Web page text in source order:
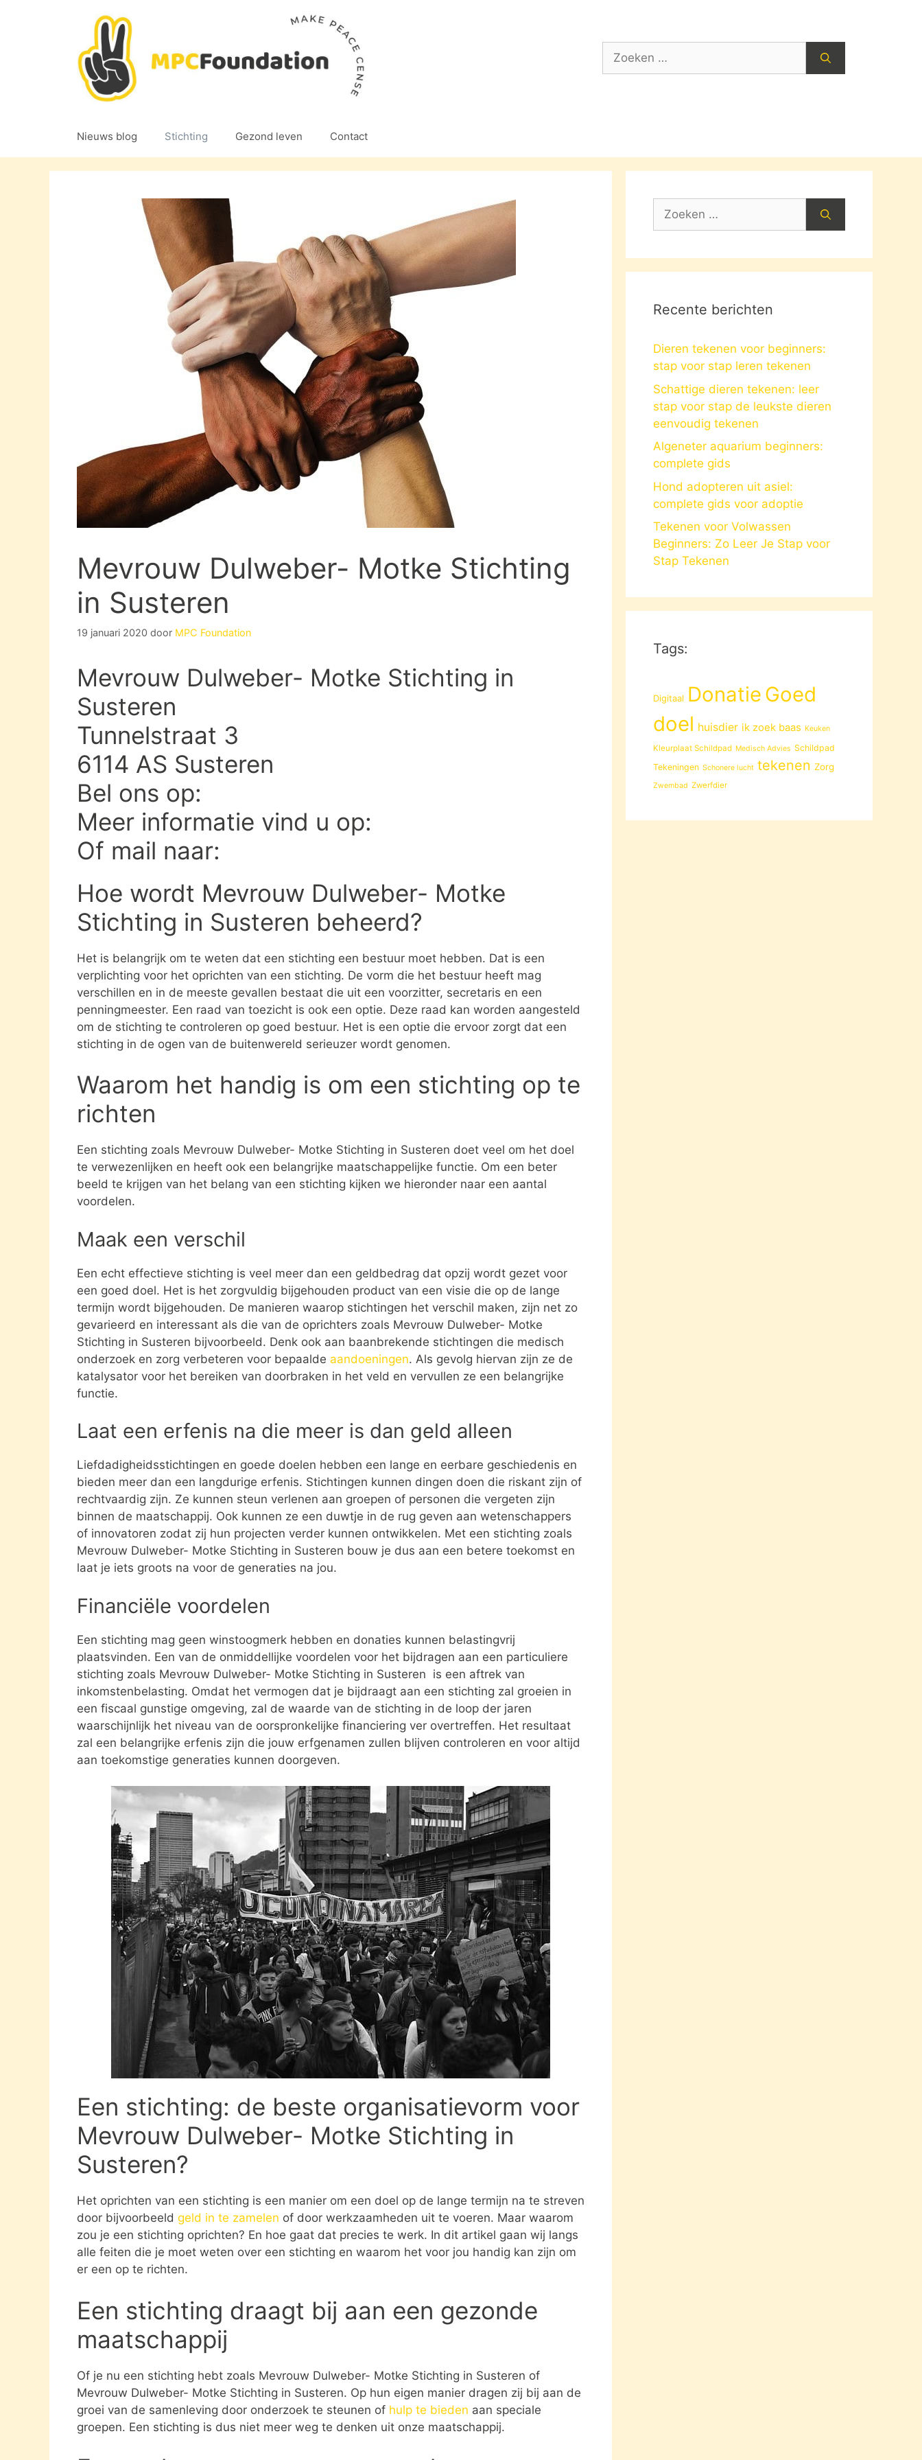
Zoek
Nieuws blog Stichting Gezond leven Contact
Mevrouw Dulweber- Motke Stichting
in Susteren
19 januari 2020 door MPC Foundation
Mevrouw Dulweber- Motke Stichting in
Susteren
Tunnelstraat 3
6114 AS Susteren
Bel ons op:
Meer informatie vind u op:
Of mail naar:
Hoe wordt Mevrouw Dulweber- Motke
Stichting in Susteren beheerd?
Het is belangrijk om te weten dat een stichting een bestuur moet hebben. Dat is een
verplichting voor het oprichten van een stichting. De vorm die het bestuur heeft mag
verschillen en in de meeste gevallen bestaat die uit een voorzitter, secretaris en een
penningmeester. Een raad van toezicht is ook een optie. Deze raad kan worden aangesteld
om de stichting te controleren op goed bestuur. Het is een optie die ervoor zorgt dat een
stichting in de ogen van de buitenwereld serieuzer wordt genomen.
Waarom het handig is om een stichting op te
richten
Een stichting zoals Mevrouw Dulweber- Motke Stichting in Susteren doet veel om het doel
te verwezenlijken en heeft ook een belangrijke maatschappelijke functie. Om een beter
beeld te krijgen van het belang van een stichting kijken we hieronder naar een aantal
voordelen.
Maak een verschil
Een echt effectieve stichting is veel meer dan een geldbedrag dat opzij wordt gezet voor
een goed doel. Het is het zorgvuldig bijgehouden product van een visie die op de lange
termijn wordt bijgehouden. De manieren waarop stichtingen het verschil maken, zijn net zo
gevarieerd en interessant als die van de oprichters zoals Mevrouw Dulweber- Motke
Stichting in Susteren bijvoorbeeld. Denk ook aan baanbrekende stichtingen die medisch
onderzoek en zorg verbeteren voor bepaalde aandoeningen. Als gevolg hiervan zijn ze de
katalysator voor het bereiken van doorbraken in het veld en vervullen ze een belangrijke
functie.
Laat een erfenis na die meer is dan geld alleen
Liefdadigheidsstichtingen en goede doelen hebben een lange en eerbare geschiedenis en
bieden meer dan een langdurige erfenis. Stichtingen kunnen dingen doen die riskant zijn of
rechtvaardig zijn. Ze kunnen steun verlenen aan groepen of personen die vergeten zijn
binnen de maatschappij. Ook kunnen ze een duwtje in de rug geven aan wetenschappers
of innovatoren zodat zij hun projecten verder kunnen ontwikkelen. Met een stichting zoals
Mevrouw Dulweber- Motke Stichting in Susteren bouw je dus aan een betere toekomst en
laat je iets groots na voor de generaties na jou.
Financiële voordelen
Een stichting mag geen winstoogmerk hebben en donaties kunnen belastingvrij
plaatsvinden. Een van de onmiddellijke voordelen voor het bijdragen aan een particuliere
stichting zoals Mevrouw Dulweber- Motke Stichting in Susteren is een aftrek van
inkomstenbelasting. Omdat het vermogen dat je bijdraagt aan een stichting zal groeien in
een fiscaal gunstige omgeving, zal de waarde van de stichting in de loop der jaren
waarschijnlijk het niveau van de oorspronkelijke financiering ver overtreffen. Het resultaat
zal een belangrijke erfenis zijn die jouw erfgenamen zullen blijven controleren en voor altijd
aan toekomstige generaties kunnen doorgeven.
Een stichting: de beste organisatievorm voor
Mevrouw Dulweber- Motke Stichting in
Susteren?
Het oprichten van een stichting is een manier om een doel op de lange termijn na te streven
door bijvoorbeeld geld in te zamelen of door werkzaamheden uit te voeren. Maar waarom
zou je een stichting oprichten? En hoe gaat dat precies te werk. In dit artikel gaan wij langs
alle feiten die je moet weten over een stichting en waarom het voor jou handig kan zijn om
er een op te richten.
Een stichting draagt bij aan een gezonde
maatschappij
Of je nu een stichting hebt zoals Mevrouw Dulweber- Motke Stichting in Susteren of
Mevrouw Dulweber- Motke Stichting in Susteren. Op hun eigen manier dragen zij bij aan de
groei van de samenleving door onderzoek te steunen of hulp te bieden aan speciale
groepen. Een stichting is dus niet meer weg te denken uit onze maatschappij.
Zoek
Recente berichten
Dieren tekenen voor beginners:
stap voor stap leren tekenen
Schattige dieren tekenen: leer
stap voor stap de leukste dieren
eenvoudig tekenen
Algeneter aquarium beginners:
complete gids
Hond adopteren uit asiel:
complete gids voor adoptie
Tekenen voor Volwassen
Beginners: Zo Leer Je Stap voor
Stap Tekenen
Tags:
Digitaal Donatie Goed
doel huisdier ik zoek baas Keuken
Kleurplaat Schildpad Medisch Advies Schildpad
Tekeningen Schonere lucht tekenen Zorg
Zwembad Zwerfdier